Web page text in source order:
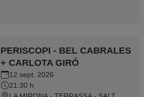
PERISCOPI - BEL CABRALES
+ CARLOTA GIRÓ
12 sept. 2026
21:30 h